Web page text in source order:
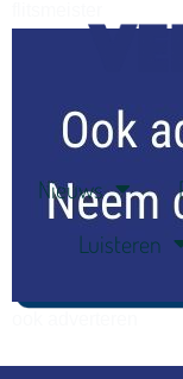
Nieuws
Luisteren